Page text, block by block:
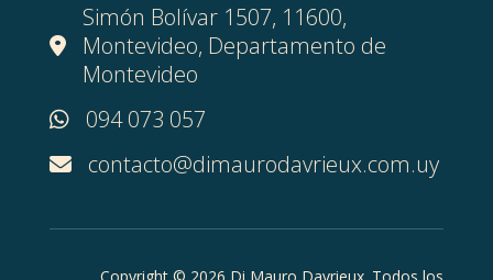
Simón Bolívar 1507, 11600,
Montevideo, Departamento de
Montevideo
094 073 057
contacto@dimaurodavrieux.com.uy